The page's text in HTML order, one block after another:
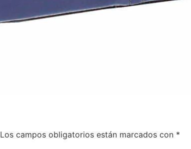
Los campos obligatorios están marcados con *